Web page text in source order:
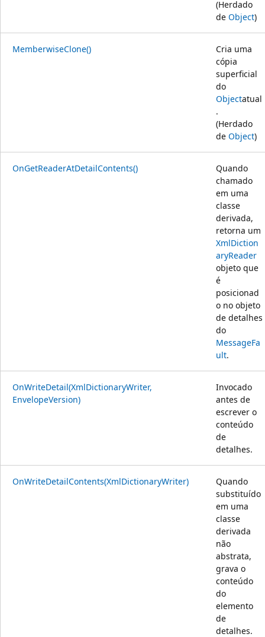
(Herdado
de Object)
MemberwiseClone()
Cria uma
cópia
superficial
do
Objectatual
.
(Herdado
de Object)
OnGetReaderAtDetailContents()
Quando
chamado
em uma
classe
derivada,
retorna um
XmlDiction
aryReader
objeto que
é
posicionad
o no objeto
de detalhes
do
MessageFa
ult.
OnWriteDetail(XmlDictionaryWriter,
EnvelopeVersion)
Invocado
antes de
escrever o
conteúdo
de
detalhes.
OnWriteDetailContents(XmlDictionaryWriter)
Quando
substituído
em uma
classe
derivada
não
abstrata,
grava o
conteúdo
do
elemento
de
detalhes.